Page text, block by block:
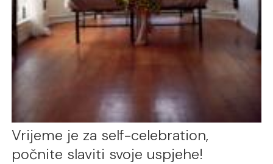
Vrijeme je za self-celebration,
počnite slaviti svoje uspjehe!